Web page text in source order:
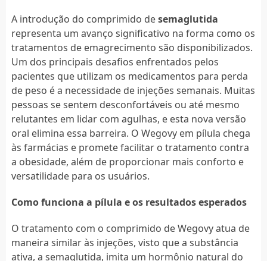
A introdução do comprimido desemaglutida
representa um avanço significativo na forma como os
tratamentos de emagrecimento são disponibilizados.
Um dos principais desafios enfrentados pelos
pacientes que utilizam os medicamentos para perda
de peso é a necessidade de injeções semanais. Muitas
pessoas se sentem desconfortáveis ou até mesmo
relutantes em lidar com agulhas, e esta nova versão
oral elimina essa barreira. O Wegovy em pílula chega
às farmácias e promete facilitar o tratamento contra
a obesidade, além de proporcionar mais conforto e
versatilidade para os usuários.
Como funciona a pílula e os resultados esperados
O tratamento com o comprimido de Wegovy atua de
maneira similar às injeções, visto que a substância
ativa, a semaglutida, imita um hormônio natural do